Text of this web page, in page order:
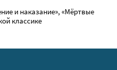
и наказание», «Мёртвые
классике